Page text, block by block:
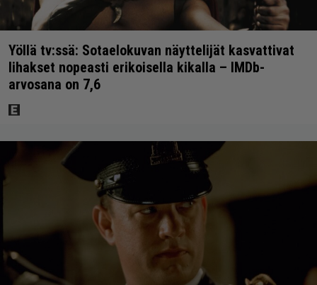
Yöllä tv:ssä: Sotaelokuvan näyttelijät kasvattivat
lihakset nopeasti erikoisella kikalla – IMDb-
arvosana on 7,6